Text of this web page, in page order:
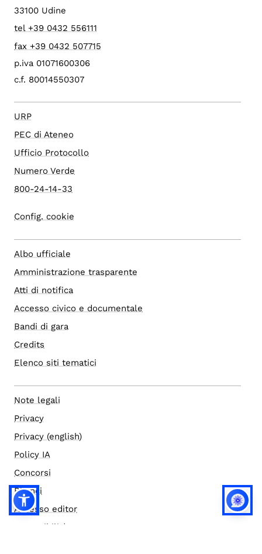
33100 Udine
tel +39 0432 556111
fax +39 0432 507715
p.iva 01071600306
c.f. 80014550307
URP
PEC di Ateneo
Ufficio Protocollo
Numero Verde
800-24-14-33
Config. cookie
Albo ufficiale
Amministrazione trasparente
Atti di notifica
Accesso civico e documentale
Bandi di gara
Credits
Elenco siti tematici
Note legali
Privacy
Privacy (english)
Policy IA
Concorsi
Bilanci
Accesso editor
Accessibilità